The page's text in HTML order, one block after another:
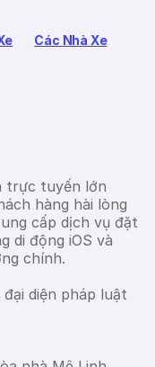
Các Nhà Xe
trực tuyến lớn
hàng hài lòng
cấp dịch vụ đặt
di động iOS và
chính.
diện pháp luật